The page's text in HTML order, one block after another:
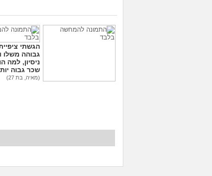
הגשתי
גבוהה משלו
ניסיון, למה
שכר גבוה
(מאיה, בת 27)